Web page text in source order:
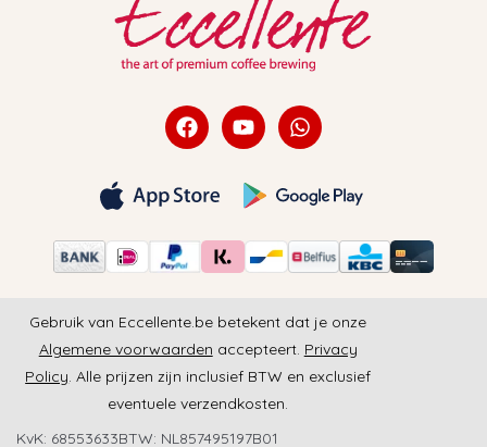
Gebruik van Eccellente.be betekent dat je onze
Algemene voorwaarden accepteert. Privacy
Policy. Alle prijzen zijn inclusief BTW en exclusief
eventuele verzendkosten.
KvK: 68553633BTW: NL857495197B01